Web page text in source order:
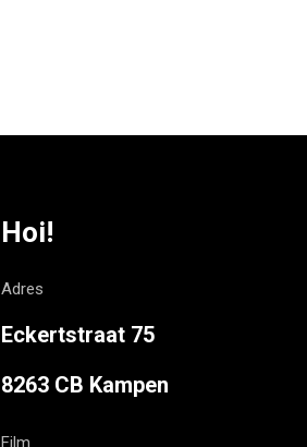
Hoi!
Adres
Eckertstraat 75
8263 CB Kampen
Film